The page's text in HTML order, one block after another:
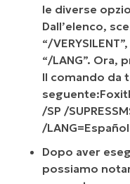
le diverse
Dall’elenco,
“/
“/LANG”. Ora,
Il comando da
seguente:
/SP /
/
Dopo aver
possiamo